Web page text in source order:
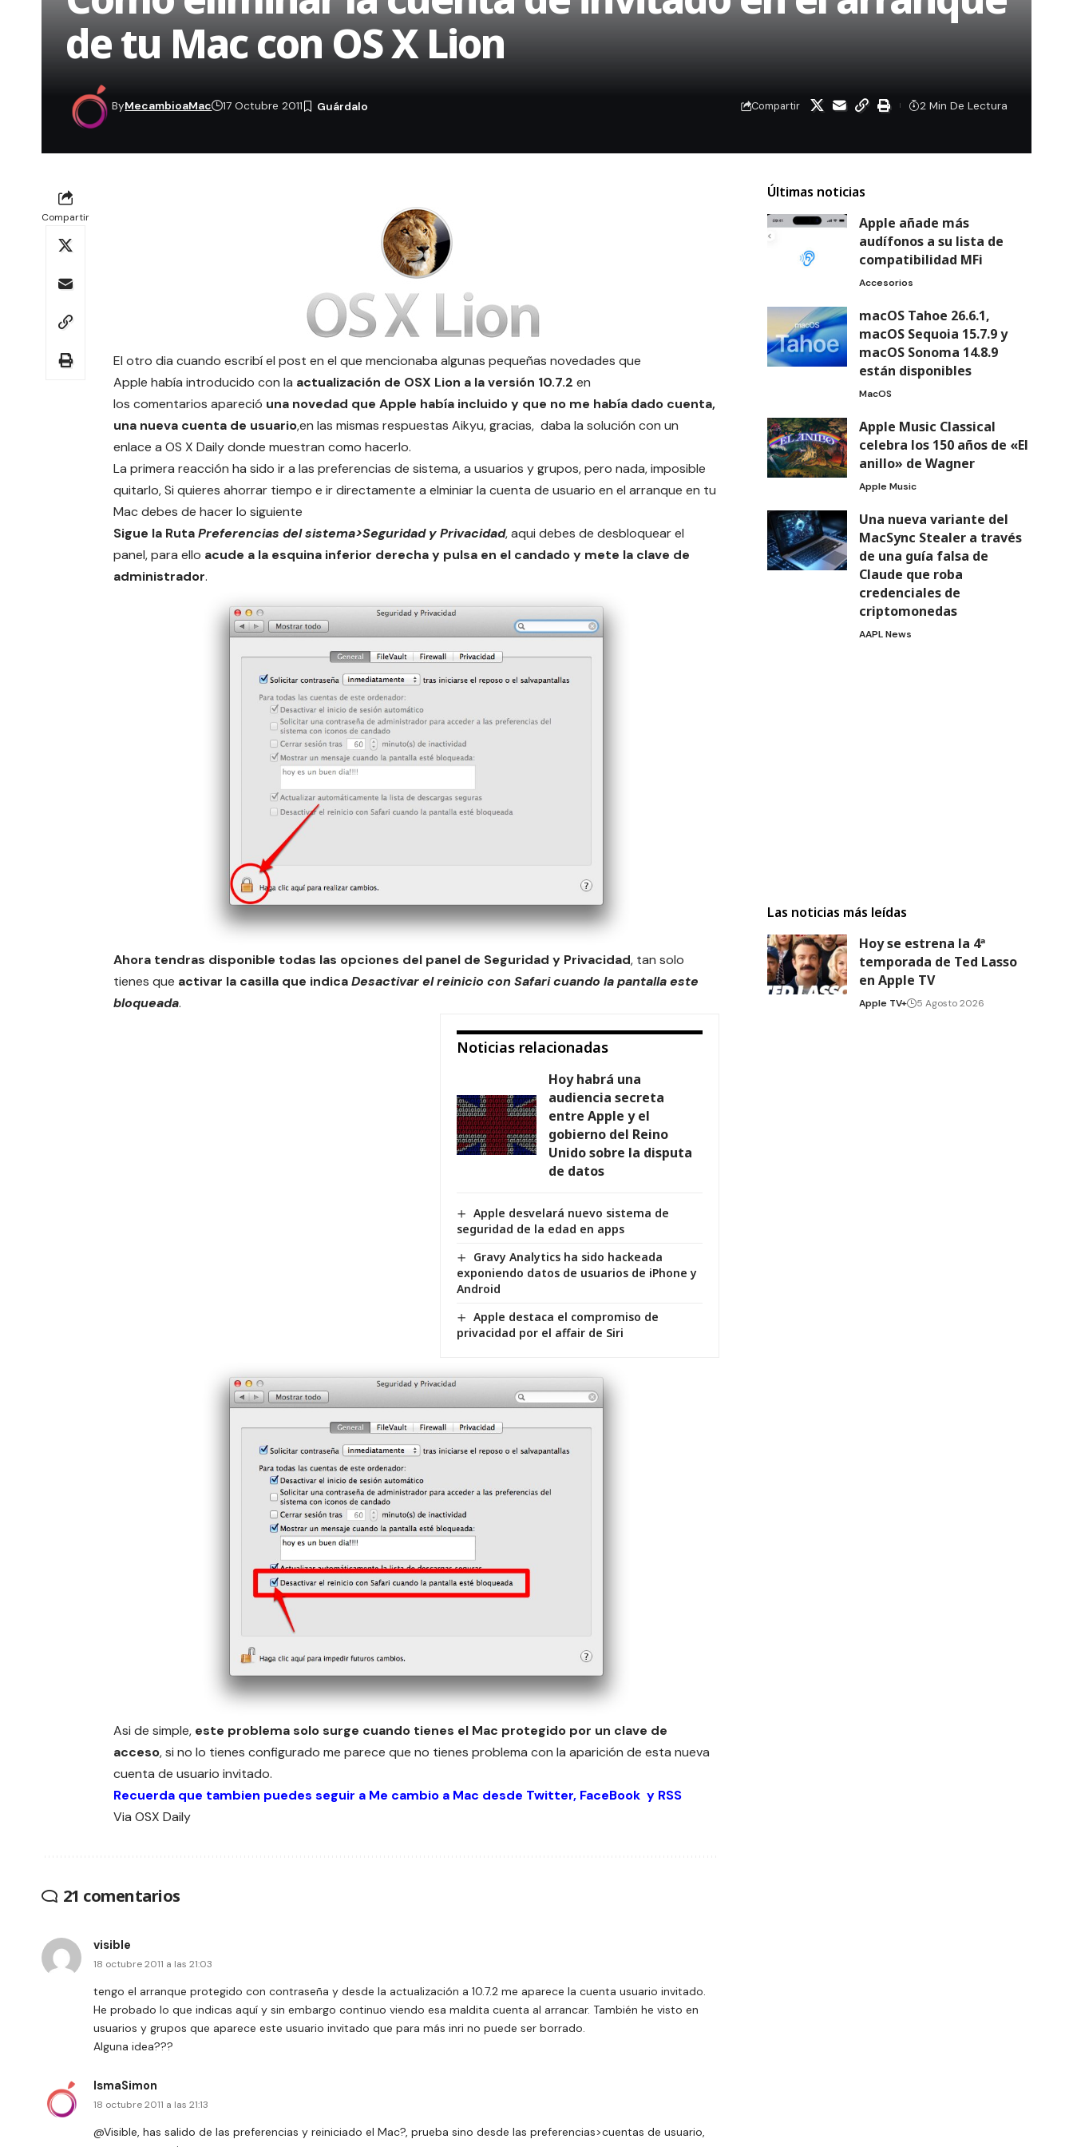
de tu Mac con OS X Lion
ByMecambioaMac 17 Octubre 2011 Compartir 2 Min De Lectura
Compartir
El otro dia cuando escribí el post en el que mencionaba algunas pequeñas novedades que
Apple había introducido con la actualización de OSX Lion a la versión 10.7.2 en
los comentarios apareció una novedad que Apple había incluido y que no me había dado cuenta,
una nueva cuenta de usuario,en las mismas respuestas Aikyu, gracias, daba la solución con un
enlace a OS X Daily donde muestran como hacerlo.
La primera reacción ha sido ir a las preferencias de sistema, a usuarios y grupos, pero nada, imposible
quitarlo, Si quieres ahorrar tiempo e ir directamente a elminiar la cuenta de usuario en el arranque en tu
Mac debes de hacer lo siguiente
Sigue la RutaPreferencias del sistema>Seguridad y Privacidad, aqui debes de desbloquear el
panel, para ello acude a la esquina inferior derecha y pulsa en el candado y mete la clave de
administrador.
Ahora tendras disponible todas las opciones del panel de Seguridad y Privacidad, tan solo
tienes que activar la casilla que indicaDesactivar el reinicio con Safari cuando la pantalla este
bloqueada.
Noticias relacionadas
Hoy habrá una
audiencia secreta
entre Apple y el
gobierno del Reino
Unido sobre la disputa
de datos
Apple desvelará nuevo sistema de
seguridad de la edad en apps
Gravy Analytics ha sido hackeada
exponiendo datos de usuarios de iPhone y
Android
Apple destaca el compromiso de
privacidad por el affair de Siri
Asi de simple, este problema solo surge cuando tienes el Mac protegido por un clave de
acceso, si no lo tienes configurado me parece que no tienes problema con la aparición de esta nueva
cuenta de usuario invitado.
Recuerda que tambien puedes seguir a Me cambio a Mac desde Twitter, FaceBook y RSS
Via OSX Daily
21 comentarios
visible
18 octubre 2011 a las 21:03
tengo el arranque protegido con contraseña y desde la actualización a 10.7.2 me aparece la cuenta usuario invitado.
He probado lo que indicas aquí y sin embargo continuo viendo esa maldita cuenta al arrancar. También he visto en
usuarios y grupos que aparece este usuario invitado que para más inri no puede ser borrado.
Alguna idea???
IsmaSimon
18 octubre 2011 a las 21:13
@Visible, has salido de las preferencias y reiniciado el Mac?, prueba sino desde las preferencias>cuentas de usuario,
Últimas noticias
Apple añade más
audífonos a su lista de
compatibilidad MFi
Accesorios
macOS Tahoe 26.6.1,
macOS Sequoia 15.7.9 y
macOS Sonoma 14.8.9
están disponibles
MacOS
Apple Music Classical
celebra los 150 años de «El
anillo» de Wagner
Apple Music
Una nueva variante del
MacSync Stealer a través
de una guía falsa de
Claude que roba
credenciales de
criptomonedas
AAPL News
Las noticias más leídas
Hoy se estrena la 4ª
temporada de Ted Lasso
en Apple TV
Apple TV+ 5 Agosto 2026